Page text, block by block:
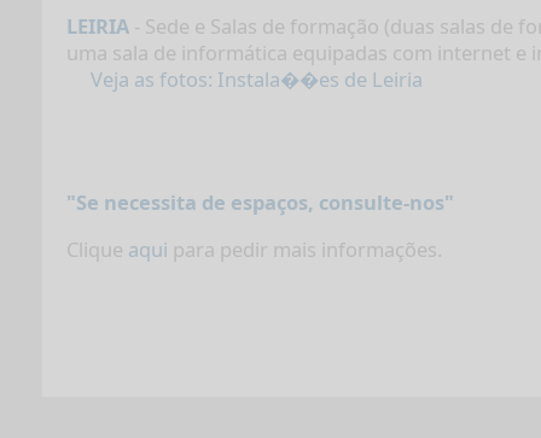
LEIRIA - Sede e Salas de formação (duas salas de
uma sala de informática equipadas com internet e
Veja as fotos: Instala��es de Leiria
"Se necessita de espaços, consulte-nos"
Clique aqui para pedir mais informações.